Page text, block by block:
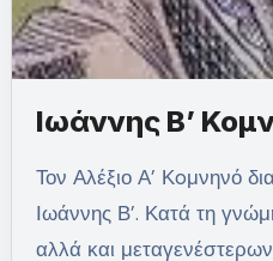
Ιωάννης Β’
Τον Αλέξιο Α’ Κoμνηνό διαδέχτηκε ο γιος του
Ιωάννης Β’. Κατά τη
αλλά και